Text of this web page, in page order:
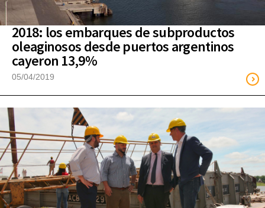
2018: los embarques de subproductos
oleaginosos desde puertos argentinos
cayeron 13,9%
05/04/2019